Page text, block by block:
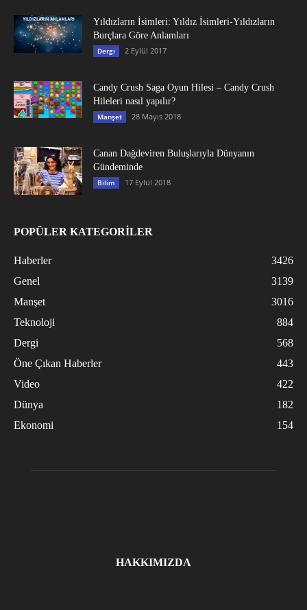
Yıldızların İsimleri: Yıldız İsimleri-Yıldızların
Burçlara Göre Anlamları
Dergi 2 Eylül 2017
Candy Crush Saga Oyun Hilesi – Candy Crush
Hileleri nasıl yapılır?
Manşet 28 Mayıs 2018
Canan Dağdeviren Buluşlarıyla Dünyanın
Gündeminde
Bilim 17 Eylül 2018
POPÜLER KATEGORİLER
Haberler
3426
Genel
3139
Manşet
3016
Teknoloji
884
Dergi
568
Öne Çıkan Haberler
443
Video
422
Dünya
182
Ekonomi
154
HAKKIMIZDA